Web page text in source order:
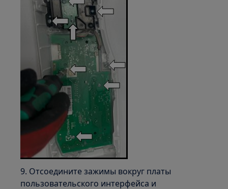
9. Отсоедините зажимы вокруг платы
пользовательского интерфейса и